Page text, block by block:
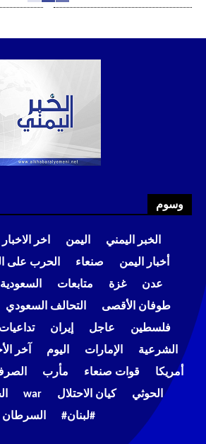
وسوم
الخبر اليمني اليمن اخر الاخبار
أخبار اليمن
صنعاء الحرب على
عدن
غزة متابعات السعودية
طوفان الأقصى
التحالف السعودي
فلسطين
عاجل إيران
الشرعية
الإمارات اليوم آخر
أمريكا
قوات صنعاء مأرب
الحوثي
كيان الاحتلال war
#لبنان#
السرطان